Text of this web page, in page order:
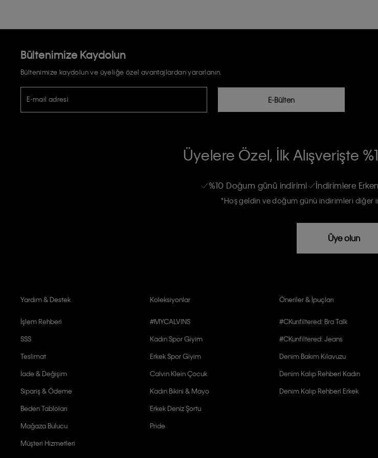
Bültenimize Kaydolun
Bültenimize kaydolun ve üyeliğe özel avantajlardan yararlanın.
E-mail adresi E-Bülten
Calvin Klein e-bültenine abone olarak, kişisel verilerimin Calvin Klein tarafına gönderileceğinin ve güncel ürün,
Üyelere Özel, İlk Alışverişte
%10 Doğum günü indirimi İndirimlere
*Hoş geldin ve doğum günü indirimleri diğer
Üye olun
Yardım & Destek
İşlem Rehberi
SSS
Teslimat
İade & Değişim
Sipariş & Ödeme
Beden Tabloları
Mağaza Bulucu
Müşteri Hizmetleri
Koleksiyonlar
#MYCALVINS
Kadın Spor Giyim
Erkek Spor Giyim
Calvin Klein Çocuk
Kadın Bikini & Mayo
Erkek Deniz Şortu
Pride
Öneriler & İpuçları
#CKunfiltered: Bra Talk
#CKunfiltered: Jeans
Denim Bakım Kılavuzu
Denim Kalıp Rehberi Kadın
Denim Kalıp Rehberi Erkek